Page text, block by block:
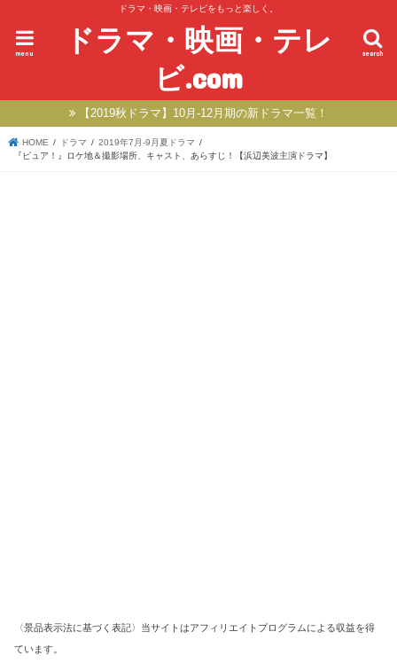
ドラマ・映画・テレビをもっと楽しく。
ドラマ・映画・テレ
ビ.com
search
menu
【2019秋ドラマ】10月-12月期の新ドラマ一覧！
HOME ドラマ
2019年7月-9月夏ドラマ
『ピュア！』ロケ地＆撮影場所、キャスト、あらすじ！【浜辺美波主演ドラマ】
〈景品表示法に基づく表記〉当サイトはアフィリエイトプログラムによる収益を得
ています。